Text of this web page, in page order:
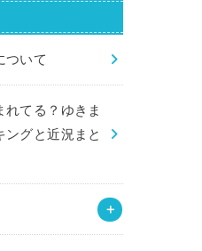
ついて
れてる？ゆきま
ングと近況まと